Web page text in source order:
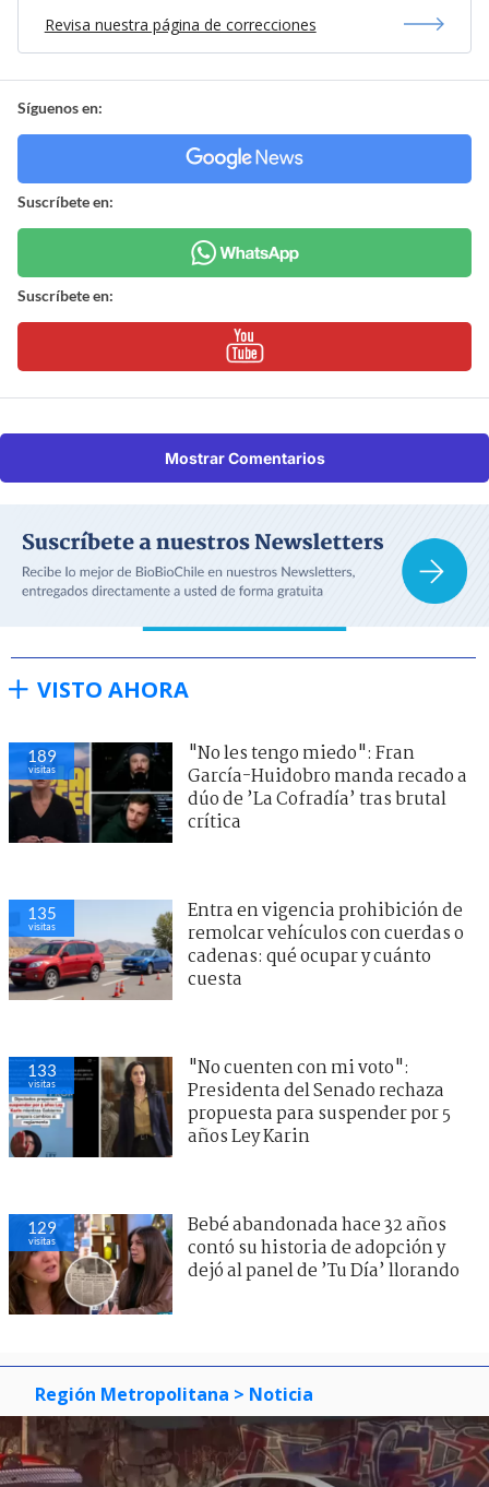
Revisa nuestra página de correcciones
Síguenos en:
Suscríbete en:
Suscríbete en:
Mostrar Comentarios
VISTO AHORA
189
visitas
"No les tengo miedo": Fran
García-Huidobro manda recado a
dúo de ’La Cofradía’ tras brutal
crítica
135
visitas
Entra en vigencia prohibición de
remolcar vehículos con cuerdas o
cadenas: qué ocupar y cuánto
cuesta
133
visitas
"No cuenten con mi voto":
Presidenta del Senado rechaza
propuesta para suspender por 5
años Ley Karin
129
visitas
Bebé abandonada hace 32 años
contó su historia de adopción y
dejó al panel de ’Tu Día’ llorando
Región Metropolitana > Noticia